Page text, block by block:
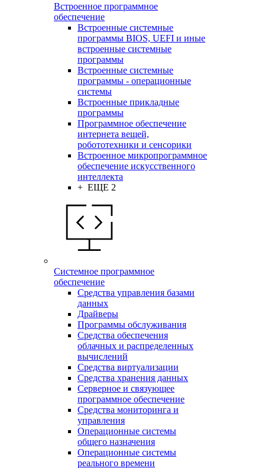
Встроенное программное
обеспечение
Встроенные системные
программы BIOS, UEFI и иные
встроенные системные
программы
Встроенные системные
программы - операционные
системы
Встроенные прикладные
программы
Программное обеспечение
интернета вещей,
робототехники и сенсорики
Встроенное микропрограммное
обеспечение искусственного
интеллекта
+ ЕЩЕ 2
Системное программное
обеспечение
Средства управления базами
данных
Драйверы
Программы обслуживания
Средства обеспечения
облачных и распределенных
вычислений
Средства виртуализации
Средства хранения данных
Серверное и связующее
программное обеспечение
Средства мониторинга и
управления
Операционные системы
общего назначения
Операционные системы
реального времени